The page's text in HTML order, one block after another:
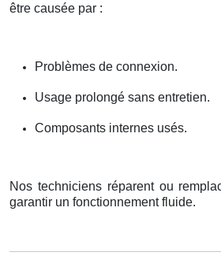
être causée par :
Problèmes de connexion.
Usage prolongé sans entretien.
Composants internes usés.
Nos techniciens réparent ou
garantir un fonctionnement fluide.